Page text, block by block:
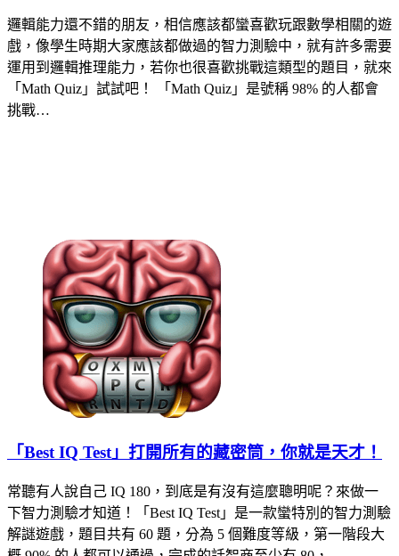
邏輯能力還不錯的朋友，相信應該都蠻喜歡玩跟數學相關的遊
戲，像學生時期大家應該都做過的智力測驗中，就有許多需要
運用到邏輯推理能力，若你也很喜歡挑戰這類型的題目，就來
「Math Quiz」試試吧！ 「Math Quiz」是號稱 98% 的人都會
挑戰…
「Best IQ Test」打開所有的藏密筒，你就是天才！
常聽有人說自己 IQ 180，到底是有沒有這麼聰明呢？來做一
下智力測驗才知道！「Best IQ Test」是一款蠻特別的智力測驗
解謎遊戲，題目共有 60 題，分為 5 個難度等級，第一階段大